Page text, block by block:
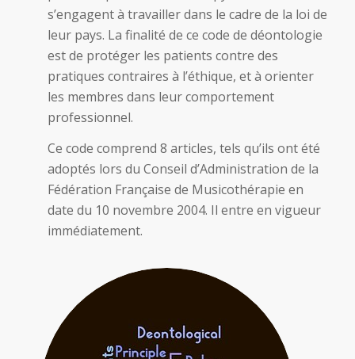
s’engagent à travailler dans le cadre de la loi de
leur pays. La finalité de ce code de déontologie
est de protéger les patients contre des
pratiques contraires à l’éthique, et à orienter
les membres dans leur comportement
professionnel.
Ce code comprend 8 articles, tels qu’ils ont été
adoptés lors du Conseil d’Administration de la
Fédération Française de Musicothérapie en
date du 10 novembre 2004. Il entre en vigueur
immédiatement.